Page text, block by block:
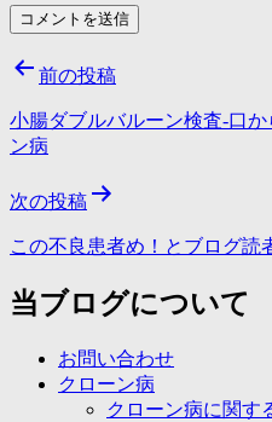
投
稿
ナ
ビ
ー
シ
前の投稿
小腸ダブルバルーン検査-口
ン病
次の投稿
この不良患者め！とブログ読
当ブログについて
お問い合わせ
クローン病
クローン病に関す